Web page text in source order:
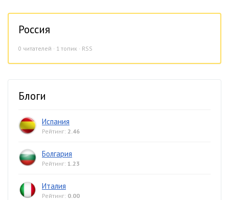
Россия
0 читателей · 1 топик · RSS
Блоги
Испания
Рейтинг: 2.46
Болгария
Рейтинг: 1.23
Италия
Рейтинг: 0.00